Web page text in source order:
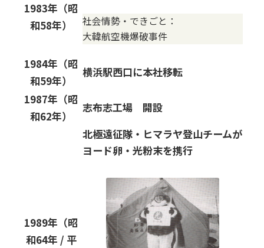
1983年（昭
和58年）
社会情勢・できごと：
大韓航空機爆破事件
1984年（昭
和59年）
横浜駅西口に本社移転
1987年（昭
和62年）
志布志工場 開設
1989年（昭
和64年 / 平
北極遠征隊・ヒマラヤ登山チームが
ヨード卵・光粉末を携行